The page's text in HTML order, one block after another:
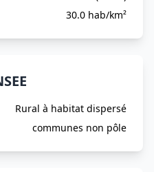
30.0 hab/km²
Rural à habitat dispersé
communes non pôle